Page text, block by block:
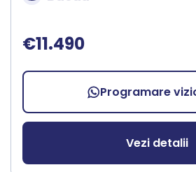
€11.490
Programare
Vezi detalii